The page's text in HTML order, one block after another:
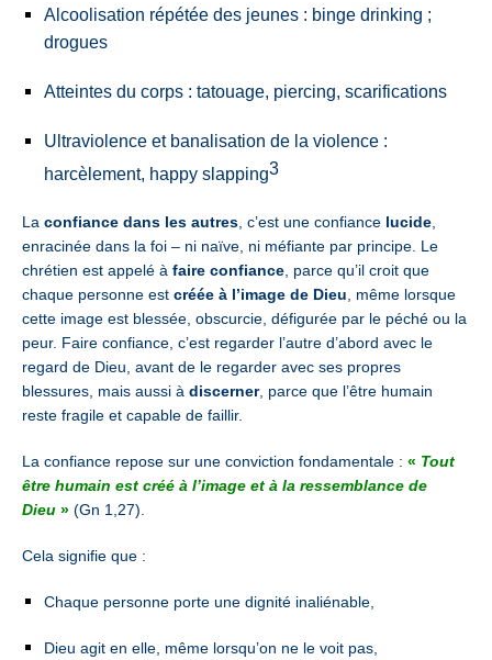
Alcoolisation répétée des jeunes : binge drinking ;
drogues
Atteintes du corps : tatouage, piercing, scarifications
Ultraviolence et banalisation de la violence :
harcèlement, happy slapping3
La confiance dans les autres, c’est une confiance lucide,
enracinée dans la foi – ni naïve, ni méfiante par principe. Le
chrétien est appelé à faire confiance, parce qu’il croit que
chaque personne est créée à l’image de Dieu, même lorsque
cette image est blessée, obscurcie, défigurée par le péché ou la
peur. Faire confiance, c’est regarder l’autre d’abord avec le
regard de Dieu, avant de le regarder avec ses propres
blessures, mais aussi à discerner, parce que l’être humain
reste fragile et capable de faillir.
La confiance repose sur une conviction fondamentale : « Tout
être humain est créé à l’image et à la ressemblance de
Dieu » (Gn 1,27).
Cela signifie que :
Chaque personne porte une dignité inaliénable,
Dieu agit en elle, même lorsqu’on ne le voit pas,